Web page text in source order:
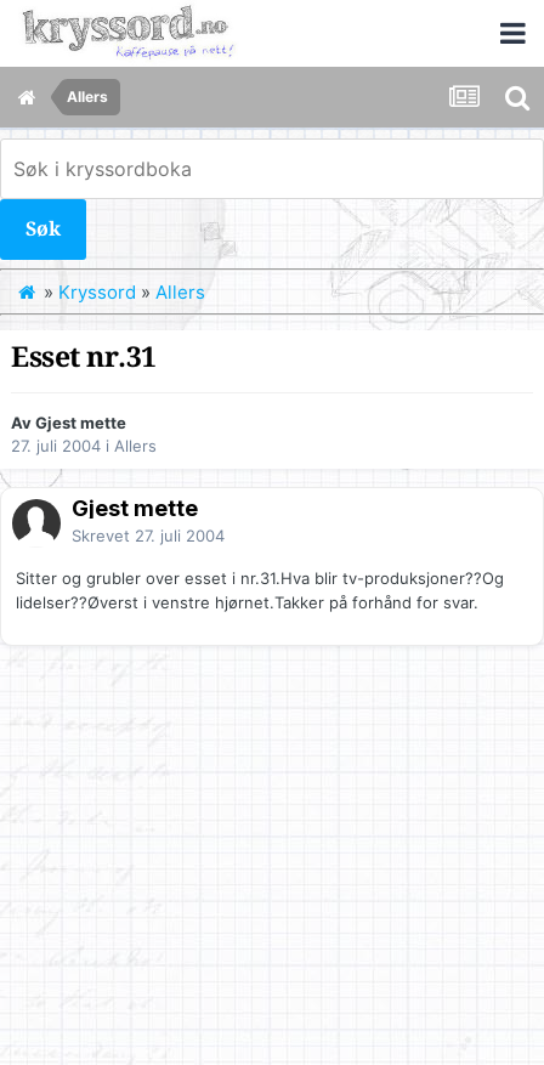
Allers
Søk
» Kryssord » Allers
Esset nr.31
Av Gjest mette
27. juli 2004 i Allers
Gjest mette
Skrevet 27. juli 2004
Sitter og grubler over esset i nr.31.Hva blir tv-produksjoner??Og
lidelser??Øverst i venstre hjørnet.Takker på forhånd for svar.